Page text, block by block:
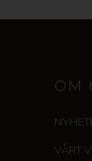
OM
VÅRT